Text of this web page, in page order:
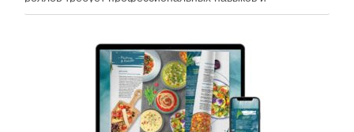
специального оборудования, однако на практике сделать
кухне. Главное — …